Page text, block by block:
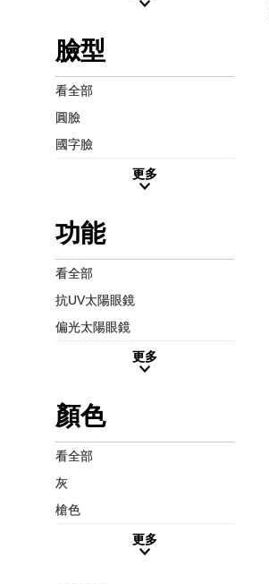
臉型
看全部
圓臉
國字臉
更多
功能
看全部
抗UV太陽眼鏡
偏光太陽眼鏡
更多
顏色
看全部
灰
槍色
更多